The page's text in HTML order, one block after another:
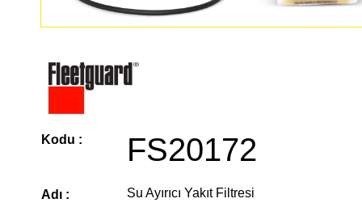
Kodu : FS20172
Adı :
Su Ayırıcı Yakıt Filtresi